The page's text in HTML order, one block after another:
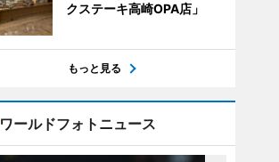
クステーキ高崎OPA店」
もっと見る
ワールドフォトニュース